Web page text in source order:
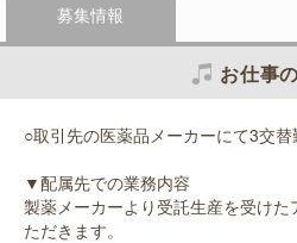
募集情報
お仕事
○取引先の医薬品メーカーにて3交
▼配属先での業務内容
製薬メーカーより受託生産を受け
ただきます。